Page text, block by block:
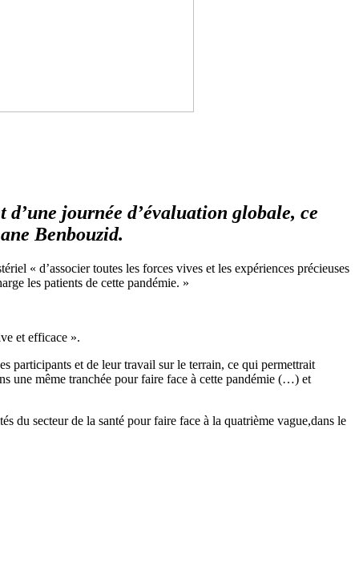
journée d’évaluation globale, ce
Benbouzid.
« d’associer toutes les forces vives et les expériences précieuses
les patients de cette pandémie. »
et efficace ».
participants et de leur travail sur le terrain, ce qui permettrait
une même tranchée pour faire face à cette pandémie (…) et
du secteur de la santé pour faire face à la quatrième vague,dans le